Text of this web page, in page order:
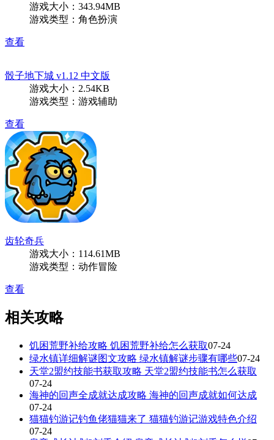
游戏大小：343.94MB
游戏类型：角色扮演
查看
骰子地下城 v1.12 中文版
游戏大小：2.54KB
游戏类型：游戏辅助
查看
齿轮奇兵
游戏大小：114.61MB
游戏类型：动作冒险
查看
相关攻略
饥困荒野补给攻略 饥困荒野补给怎么获取07-24
绿水镇详细解谜图文攻略 绿水镇解谜步骤有哪些07-24
天堂2盟约技能书获取攻略 天堂2盟约技能书怎么获取
07-24
海神的回声全成就达成攻略 海神的回声成就如何达成
07-24
猫猫钓游记钓鱼佬猫猫来了 猫猫钓游记游戏特色介绍
07-24